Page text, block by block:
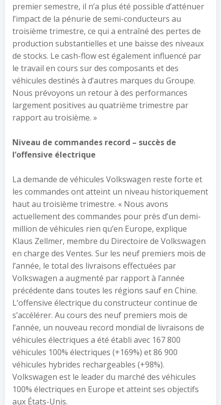
premier semestre, il n’a plus été possible d’atténuer
l’impact de la pénurie de semi-conducteurs au
troisième trimestre, ce qui a entraîné des pertes de
production substantielles et une baisse des niveaux
de stocks. Le cash-flow est également influencé par
le travail en cours sur des composants et des
véhicules destinés à d’autres marques du Groupe.
Nous prévoyons un retour à des performances
largement positives au quatrième trimestre par
rapport au troisième. »
Niveau de commandes record – succès de
l’offensive électrique
La demande de véhicules Volkswagen reste forte et
les commandes ont atteint un niveau historiquement
haut au troisième trimestre. « Nous avons
actuellement des commandes pour près d’un demi-
million de véhicules rien qu’en Europe, explique
Klaus Zellmer, membre du Directoire de Volkswagen
en charge des Ventes. Sur les neuf premiers mois de
l’année, le total des livraisons effectuées par
Volkswagen a augmenté par rapport à l’année
précédente dans toutes les régions sauf en Chine.
L’offensive électrique du constructeur continue de
s’accélérer. Au cours des neuf premiers mois de
l’année, un nouveau record mondial de livraisons de
véhicules électriques a été établi avec 167 800
véhicules 100% électriques (+169%) et 86 900
véhicules hybrides rechargeables (+98%).
Volkswagen est le leader du marché des véhicules
100% électriques en Europe et atteint ses objectifs
aux États-Unis.